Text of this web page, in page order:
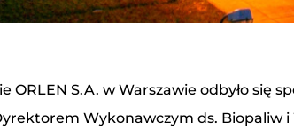
ORLEN S.A. w Warszawie odbyło
Wykonawczym ds. Biopaliw i